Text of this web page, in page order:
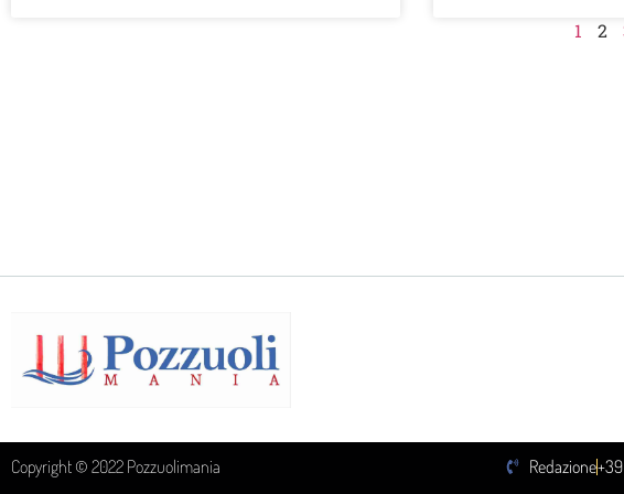
1 2
Copyright © 2022 Pozzuolimania Redazione